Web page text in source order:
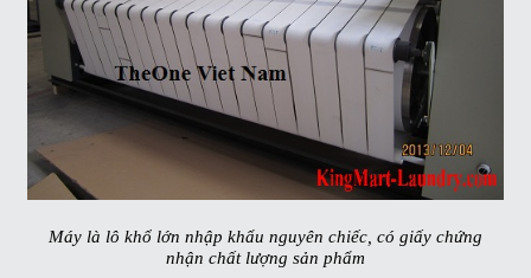
Máy là lô khổ lớn nhập khẩu nguyên chiếc, có giấy chứng
nhận chất lượng sản phẩm